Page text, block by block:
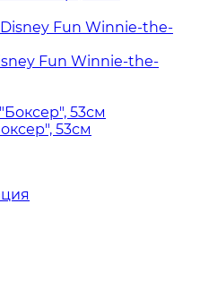
Fun Winnie-the-
53см